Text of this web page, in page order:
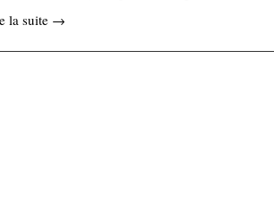
la suite →